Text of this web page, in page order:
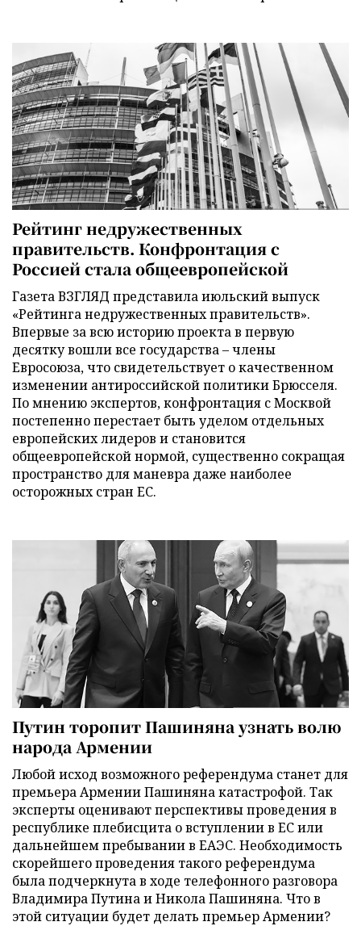
Рейтинг недружественных
правительств. Конфронтация с
Россией стала общеевропейской
Газета ВЗГЛЯД представила июльский выпуск
«Рейтинга недружественных правительств».
Впервые за всю историю проекта в первую
десятку вошли все государства – члены
Евросоюза, что свидетельствует о качественном
изменении антироссийской политики Брюсселя.
По мнению экспертов, конфронтация с Москвой
постепенно перестает быть уделом отдельных
европейских лидеров и становится
общеевропейской нормой, существенно сокращая
пространство для маневра даже наиболее
осторожных стран ЕС.
Путин торопит Пашиняна узнать волю
народа Армении
Любой исход возможного референдума станет для
премьера Армении Пашиняна катастрофой. Так
эксперты оценивают перспективы проведения в
республике плебисцита о вступлении в ЕС или
дальнейшем пребывании в ЕАЭС. Необходимость
скорейшего проведения такого референдума
была подчеркнута в ходе телефонного разговора
Владимира Путина и Никола Пашиняна. Что в
этой ситуации будет делать премьер Армении?